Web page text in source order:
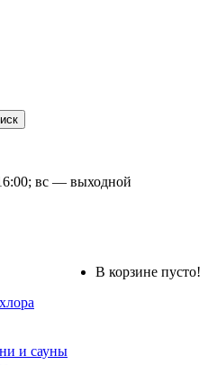
вс — выходной
В корзине пусто!
и сауны